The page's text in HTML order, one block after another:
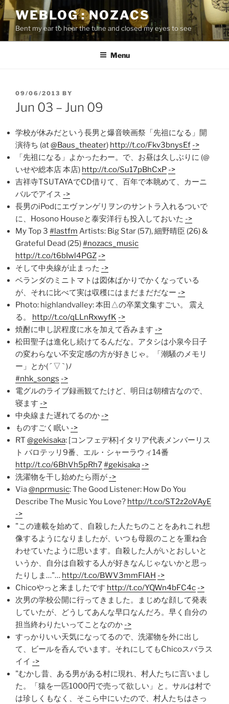
Skip
to
content
WEBLOG : NOZACS
Bent my ear to hear the tune and closed my eyes to see
Menu
POSTED
ON
09/06/2013 BY
Jun 03 – Jun 09
学校が休みだという長男と爆音映画祭「先祖になる」開
演待ち (at@Baus_theater) http://t.co/Fkv3bnysEf ->
「先祖になる」よかったわー。で、お昼は久しぶりに (@
いせや総本店 本店) http://t.co/Su17pBhCxP ->
吉祥寺TSUTAYAでCD借りて、百年で本眺めて、カーニ
バルでアイス ->
長男のiPodにエヴァンゲリヲンのサントラ入れるついで
に、Hosono Houseと泰安洋行も投入しておいた ->
My Top 3 #lastfm Artists: Big Star (57), 細野晴臣 (26) &
Grateful Dead (25)#nozacs_music
http://t.co/t6bIwl4PGZ ->
そして中央線が止まった ->
ベランダのミニトマトは図体ばかりでかくなっている
が、それに比べて実は収穫にはまだまだだなー ->
Photo: highlandvalley: 本田△の卒業文集すごい。 震え
る。 http://t.co/qLLnRxwyfK ->
焼酎に申し訳程度に水を加えて呑みます ->
松田聖子は進化し続けてるんだな。アタシは小泉今日子
の変わらない不安定感の方が好きじゃ。「潮騒のメモリ
ー」とか( ´ ▽ ` )ﾉ
#nhk_songs ->
電グルのライブ録画観てたけど、明日は朝稽古なので、
寝ます ->
中央線また遅れてるのか ->
ものすごく眠い ->
RT @gekisaka: [コンフェデ杯]イタリア代表メンバーリス
ト バロテッリ9番、エル・シャーラウィ14番
http://t.co/6BhVh5pRh7#gekisaka ->
洗濯物を干し始めたら雨が ->
Via@nprmusic: The Good Listener: How Do You
Describe The Music You Love? http://t.co/ST2z2oVAyE
->
"この連載を始めて、自殺した人たちのことをあれこれ想
像するようになりましたが、いつも母親のことを重ね合
わせていたように思います。自殺した人がいとおしいと
いうか、自分は自殺する人が好きなんじゃないかと思っ
たりしま…"… http://t.co/BWV3mmFIAH ->
Chicoやっと来ましたです http://t.co/YQWn4bFC4c ->
次男の学校公開に行ってきました。まじめな顔して発表
していたが、どうしてあんな早口なんだろ。早く自分の
担当終わりたいってことなのか ->
すっかりいい天気になってるので、洗濯物を外に出し
て、ビールを呑んでいます。それにしてもChicoスバラス
イイ ->
"むかし昔、ある男がある村に現れ、村人たちに言いまし
た。「猿を一匹1000円で売って欲しい」と。サルは村で
は珍しくもなく、そこら中にいたので、村人たちはさっ